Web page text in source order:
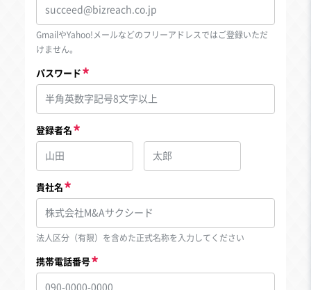
GmailやYahoo!メールなどのフリーアドレスではご登録いただ
けません。
パスワード
登録者名
貴社名
法人区分（有限）を含めた正式名称を入力してください
携帯電話番号